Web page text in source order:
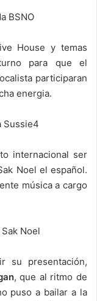
House y temas
para que el
participaran
energia.
internacional ser
Noel el español.
música a cargo
su presentación,
, que al ritmo de
puso a bailar a la